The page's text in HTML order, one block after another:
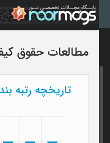
مطالعات حقوق
تاریخچه رتبه